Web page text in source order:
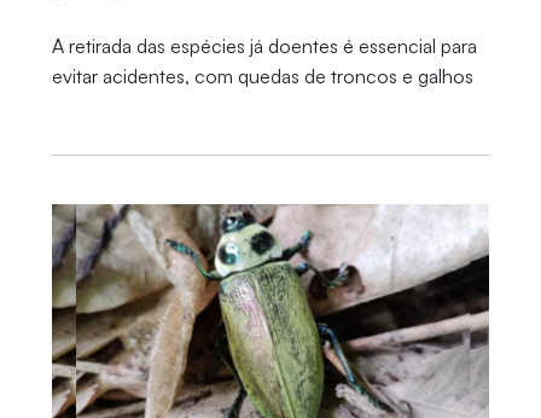
A retirada das espécies já doentes é essencial para
evitar acidentes, com quedas de troncos e galhos